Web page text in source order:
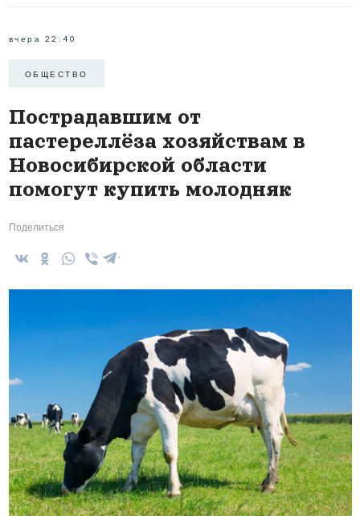
вчера 22:40
ОБЩЕСТВО
Пострадавшим от
пастереллёза хозяйствам в
Новосибирской области
помогут купить молодняк
Поделиться